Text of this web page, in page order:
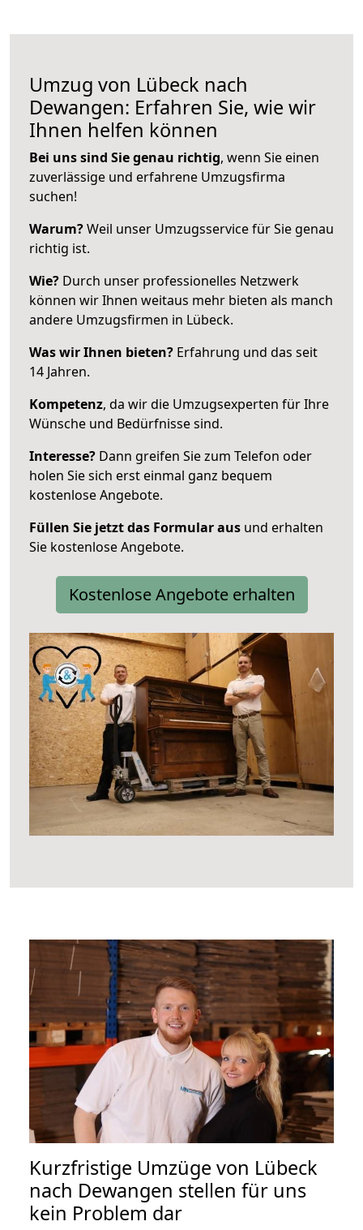
Umzug von Lübeck nach
Dewangen: Erfahren Sie, wie wir
Ihnen helfen können
Bei uns sind Sie genau richtig, wenn Sie einen
zuverlässige und erfahrene Umzugsfirma
suchen!
Warum?Weil unser Umzugsservice für Sie genau
richtig ist.
Wie? Durch unser professionelles Netzwerk
können wir Ihnen weitaus mehr bieten als manch
andere Umzugsfirmen in Lübeck.
Was wir Ihnen bieten? Erfahrung und das seit
14 Jahren.
Kompetenz, da wir die Umzugsexperten für Ihre
Wünsche und Bedürfnisse sind.
Interesse? Dann greifen Sie zum Telefon oder
holen Sie sich erst einmal ganz bequem
kostenlose Angebote.
Füllen Sie jetzt das Formular aus und erhalten
Sie kostenlose Angebote.
Kostenlose Angebote erhalten
Kurzfristige Umzüge von Lübeck
nach Dewangen stellen für uns
kein Problem dar